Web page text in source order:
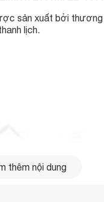
sản xuất bởi
lịch.
thêm nội dung